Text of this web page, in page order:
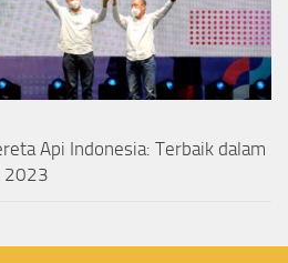
Api Indonesia: Terbaik dalam
2023